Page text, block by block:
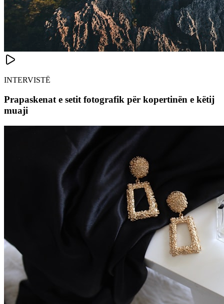
INTERVISTË
Prapaskenat e setit fotografik për kopertinën e këtij
muaji